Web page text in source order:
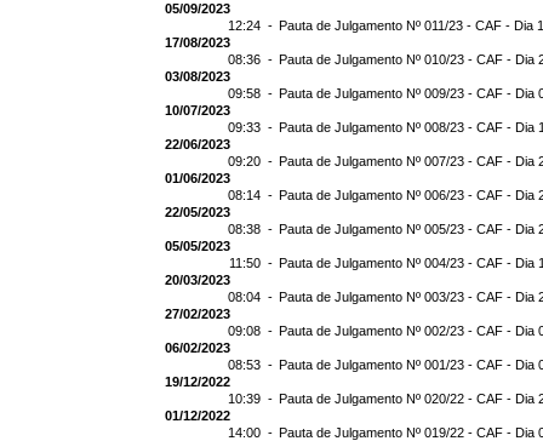
05/09/2023
12:24 - Pauta de Julgamento Nº 011/23 - CAF - Dia
17/08/2023
08:36 - Pauta de Julgamento Nº 010/23 - CAF - Dia
03/08/2023
09:58 - Pauta de Julgamento Nº 009/23 - CAF - Dia
10/07/2023
09:33 - Pauta de Julgamento Nº 008/23 - CAF - Dia
22/06/2023
09:20 - Pauta de Julgamento Nº 007/23 - CAF - Dia
01/06/2023
08:14 - Pauta de Julgamento Nº 006/23 - CAF - Dia
22/05/2023
08:38 - Pauta de Julgamento Nº 005/23 - CAF - Dia
05/05/2023
11:50 - Pauta de Julgamento Nº 004/23 - CAF - Dia
20/03/2023
08:04 - Pauta de Julgamento Nº 003/23 - CAF - Dia
27/02/2023
09:08 - Pauta de Julgamento Nº 002/23 - CAF - Dia
06/02/2023
08:53 - Pauta de Julgamento Nº 001/23 - CAF - Dia
19/12/2022
10:39 - Pauta de Julgamento Nº 020/22 - CAF - Dia
01/12/2022
14:00 - Pauta de Julgamento Nº 019/22 - CAF - Dia